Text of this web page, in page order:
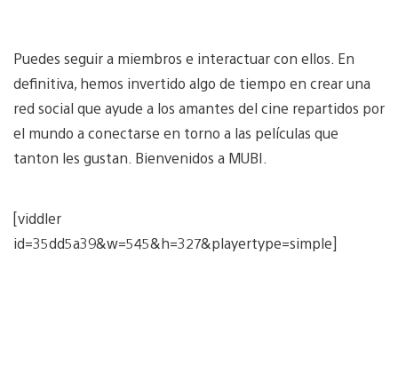
Puedes seguir a miembros e interactuar con ellos. En
definitiva, hemos invertido algo de tiempo en crear una
red social que ayude a los amantes del cine repartidos por
el mundo a conectarse en torno a las películas que
tanton les gustan. Bienvenidos a MUBI.
[viddler
id=35dd5a39&w=545&h=327&playertype=simple]